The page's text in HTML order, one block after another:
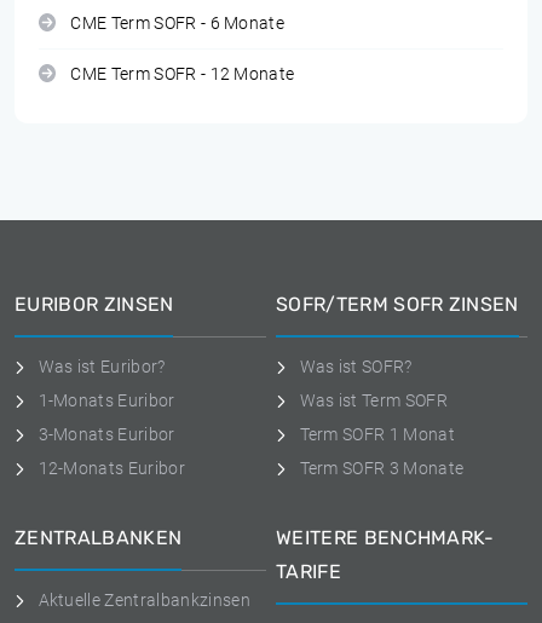
CME Term SOFR - 6 Monate
CME Term SOFR - 12 Monate
EURIBOR ZINSEN
Was ist Euribor?
1-Monats Euribor
3-Monats Euribor
12-Monats Euribor
SOFR/TERM SOFR ZINSEN
Was ist SOFR?
Was ist Term SOFR
Term SOFR 1 Monat
Term SOFR 3 Monate
ZENTRALBANKEN
Aktuelle Zentralbankzinsen
WEITERE BENCHMARK-
TARIFE